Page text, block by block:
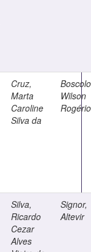
Cruz,
Marta
Caroline
Silva da
Wilson
Rogério
Silva,
Ricardo
Cezar
Alves
Signor,
Altevir